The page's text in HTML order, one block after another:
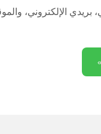
الإلكتروني،